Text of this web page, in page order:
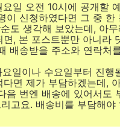
일 오전 10시에 공개할
이 신청하였다면 그 중
도 생각해 보았는데, 아
, 본 포스트뿐만 아니라
배송받을 주소와 연락처
일이나 수요일부터 진
면 제가 부담하겠는데,
음 번엔 배송에 있어서도
고요. 배송비를 부담해